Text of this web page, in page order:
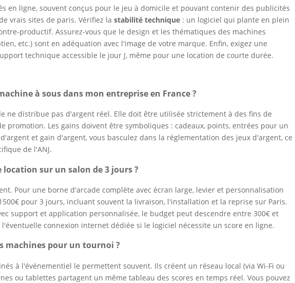
en ligne, souvent conçus pour le jeu à domicile et pouvant contenir des publicités
vrais sites de paris. Vérifiez lastabilité technique : un logiciel qui plante en plein
productif. Assurez-vous que le design et les thématiques des machines
etc.) sont en adéquation avec l'image de votre marque. Enfin, exigez une
technique accessible le jour J, même pour une location de courte durée.
à sous dans mon entreprise en France ?
ne distribue pas d'argent réel. Elle doit être utilisée strictement à des fins de
promotion. Les gains doivent être symboliques : cadeaux, points, entrées pour un
et gain d'argent, vous basculez dans la réglementation des jeux d'argent, ce
de l'ANJ.
sur un salon de 3 jours ?
Pour une borne d'arcade complète avec écran large, levier et personnalisation
pour 3 jours, incluant souvent la livraison, l'installation et la reprise sur Paris.
support et application personnalisée, le budget peut descendre entre 300€ et
connexion internet dédiée si le logiciel nécessite un score en ligne.
machines pour un tournoi ?
à l'événementiel le permettent souvent. Ils créent un réseau local (via Wi-Fi ou
ou tablettes partagent un même tableau des scores en temps réel. Vous pouvez